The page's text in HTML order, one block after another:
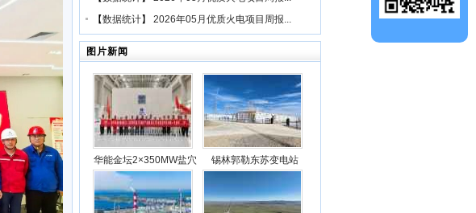
【数据统计】 2026年05月优质火电项目周报...
图片新闻
华能金坛2×350MW盐穴
压缩空气储能发电项目2
号机组透平机冲转一次
锡林郭勒东苏变电站
动100万千瓦/400万千瓦